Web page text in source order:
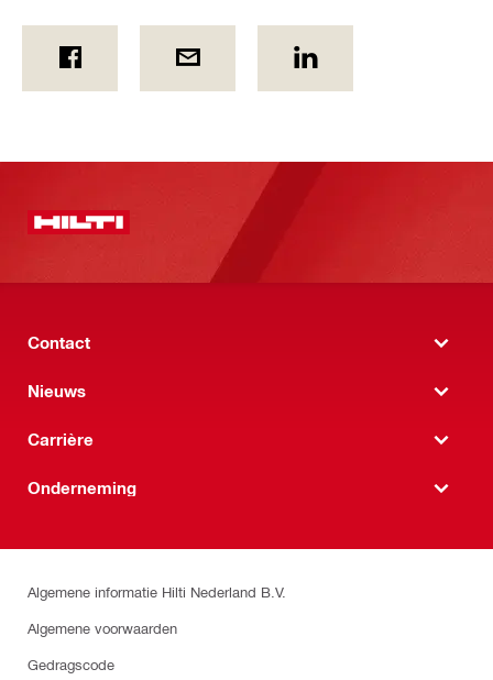
Contact
Nieuws
Carrière
Onderneming
Algemene informatie Hilti Nederland B.V.
Algemene voorwaarden
Gedragscode